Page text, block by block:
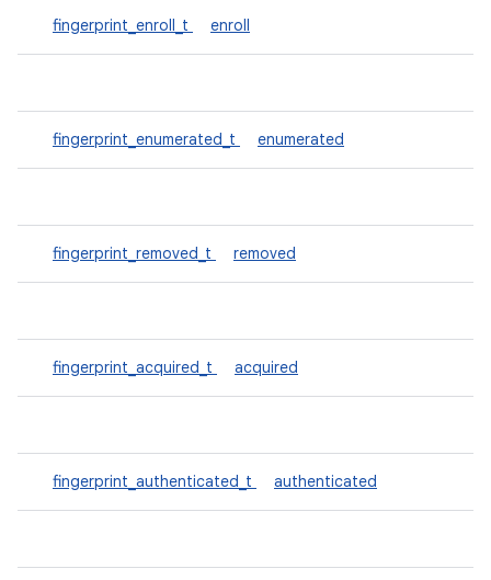
fingerprint_enroll_t enroll
fingerprint_enumerated_t enumerated
fingerprint_removed_t removed
fingerprint_acquired_t acquired
fingerprint_authenticated_t authenticated